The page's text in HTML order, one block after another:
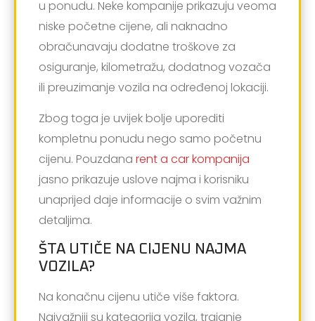
u ponudu. Neke kompanije prikazuju veoma
niske početne cijene, ali naknadno
obračunavaju dodatne troškove za
osiguranje, kilometražu, dodatnog vozača
ili preuzimanje vozila na određenoj lokaciji.
Zbog toga je uvijek bolje uporediti
kompletnu ponudu nego samo početnu
cijenu. Pouzdana rent a car kompanija
jasno prikazuje uslove najma i korisniku
unaprijed daje informacije o svim važnim
detaljima.
ŠTA UTIČE NA CIJENU NAJMA
VOZILA?
Na konačnu cijenu utiče više faktora.
Najvažniji su kategorija vozila, trajanje